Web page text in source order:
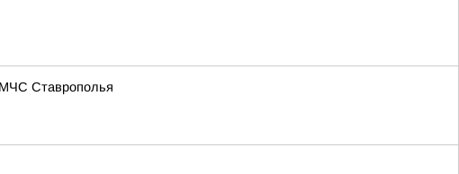
МЧС Ставрополья